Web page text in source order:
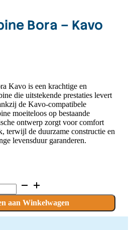
Bora – Kavo
Kavo is een krachtige en
die uitstekende prestaties levert
de Kavo-compatibele
moeiteloos op bestaande
ontwerp zorgt voor comfort
terwijl de duurzame constructie en
levensduur garanderen.
aan Winkelwagen